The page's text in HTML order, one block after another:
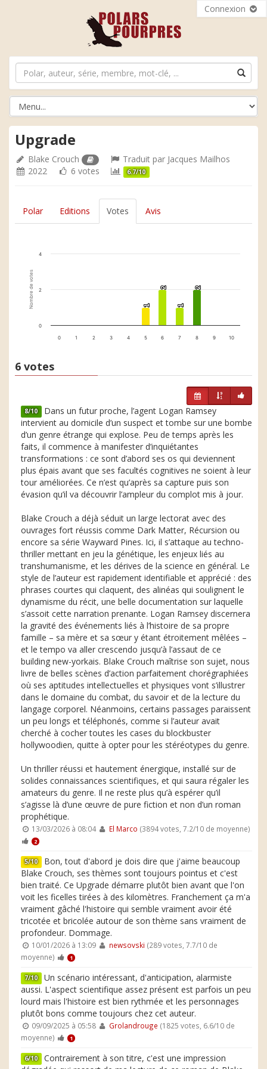
Connexion
Upgrade
Blake Crouch Traduit par Jacques Mailhos
2022
6 votes 6.7/10
Polar Editions Votes Avis
Nombre de votes 1
1
2
2
1
1
2
2
0 1 2 3 4 5 6 7 8 9 10
0
2
4
6 votes
8/10 Dans un futur proche, l’agent Logan Ramsey
intervient au domicile d’un suspect et tombe sur une bombe
d’un genre étrange qui explose. Peu de temps après les
faits, il commence à manifester d’inquiétantes
transformations : ce sont d’abord ses os qui deviennent
plus épais avant que ses facultés cognitives ne soient à leur
tour améliorées. Ce n’est qu’après sa capture puis son
évasion qu’il va découvrir l’ampleur du complot mis à jour.
Blake Crouch a déjà séduit un large lectorat avec des
ouvrages fort réussis comme Dark Matter, Récursion ou
encore sa série Wayward Pines. Ici, il s’attaque au techno-
thriller mettant en jeu la génétique, les enjeux liés au
transhumanisme, et les dérives de la science en général. Le
style de l’auteur est rapidement identifiable et apprécié : des
phrases courtes qui claquent, des alinéas qui soulignent le
dynamisme du récit, une belle documentation sur laquelle
s’assoit cette narration prenante. Logan Ramsey discernera
la gravité des événements liés à l’histoire de sa propre
famille – sa mère et sa sœur y étant étroitement mêlées –
et le tempo va aller crescendo jusqu’à l’assaut de ce
building new-yorkais. Blake Crouch maîtrise son sujet, nous
livre de belles scènes d’action parfaitement chorégraphiées
où ses aptitudes intellectuelles et physiques vont s’illustrer
dans le domaine du combat, du savoir et de la lecture du
langage corporel. Néanmoins, certains passages paraissent
un peu longs et téléphonés, comme si l’auteur avait
cherché à cocher toutes les cases du blockbuster
hollywoodien, quitte à opter pour les stéréotypes du genre.
Un thriller réussi et hautement énergique, installé sur de
solides connaissances scientifiques, et qui saura régaler les
amateurs du genre. Il ne reste plus qu’à espérer qu’il
s’agisse là d’une œuvre de pure fiction et non d’un roman
prophétique.
13/03/2026 à 08:04 El Marco (3894 votes, 7.2/10 de moyenne)
2
5/10 Bon, tout d'abord je dois dire que j'aime beaucoup
Blake Crouch, ses thèmes sont toujours pointus et c'est
bien traité. Ce Upgrade démarre plutôt bien avant que l'on
voit les ficelles tirées à des kilomètres. Franchement ça m'a
vraiment gâché l'histoire qui semble vraiment avoir été
tricotée et bricolée autour de son thème sans vraiment de
profondeur. Dommage.
10/01/2026 à 13:09 newsovski (289 votes, 7.7/10 de
moyenne)
1
7/10 Un scénario intéressant, d'anticipation, alarmiste
aussi. L'aspect scientifique assez présent est parfois un peu
lourd mais l'histoire est bien rythmée et les personnages
plutôt bons comme toujours chez cet auteur.
09/09/2025 à 05:58 Grolandrouge (1825 votes, 6.6/10 de
moyenne)
1
6/10 Contrairement à son titre, c'est une impression